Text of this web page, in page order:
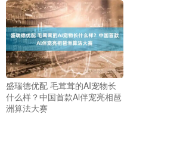
盛瑞德优配 毛茸茸的AI宠物长
什么样？中国首款Al伴宠亮相琶
洲算法大赛